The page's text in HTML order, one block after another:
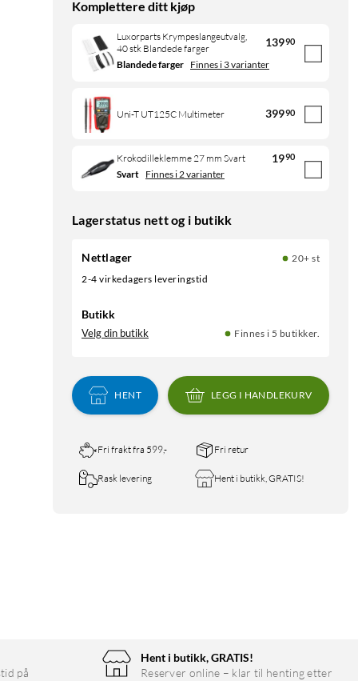
Komplettere ditt kjøp
Luxorparts Krympeslangeutvalg,
40 stk Blandede farger
13990
Blandede farger Finnes i 3 varianter
Uni-T UT125C Multimeter 39990
Krokodilleklemme 27 mm Svart 1990
Svart Finnes i 2 varianter
Lagerstatus nett og i butikk
Nettlager
20+ st
2-4 virkedagers leveringstid
Butikk
Velg din butikk Finnes i 5 butikker.
HENT LEGG I HANDLEKURV
Fri frakt fra 599,- Fri retur
Rask levering Hent i butikk, GRATIS!
på
Hent i butikk, GRATIS!
Reserver online – klar til henting etter